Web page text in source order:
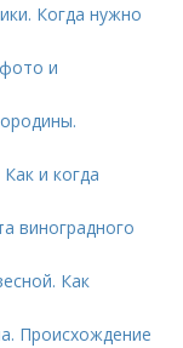
Когда нужно
и
и когда
виноградного
Как
Происхождение